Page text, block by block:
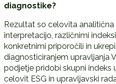
diagnostike?
Rezultat so celovita
interpretacijo, različnimi
konkretnimi priporočili in
diagnosticiranjem upravljanja
podjetje pridobi skupni indeks
celovit ESG in upravljavski